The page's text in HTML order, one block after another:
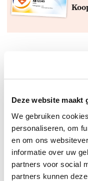
Deze website maakt
We gebruiken
personaliseren, om
en om ons
informatie over uw
partners voor social
partners kunnen